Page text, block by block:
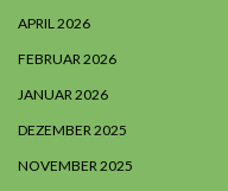
APRIL 2026
FEBRUAR 2026
JANUAR 2026
DEZEMBER 2025
NOVEMBER 2025